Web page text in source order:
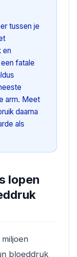
tussen je
en
fatale
arm. Meet
daarna
als
lopen
bloeddruk